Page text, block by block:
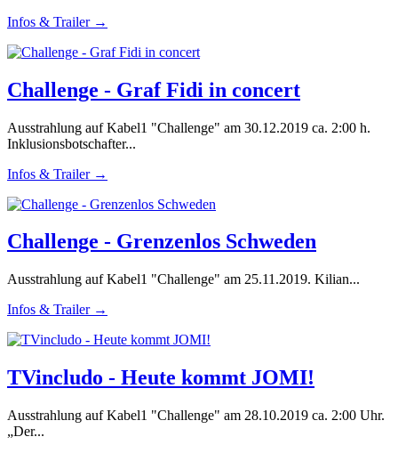
Infos & Trailer →
Challenge - Graf Fidi in concert
Ausstrahlung auf Kabel1 "Challenge" am 30.12.2019 ca. 2:00 h.
Inklusionsbotschafter...
Infos & Trailer →
Challenge - Grenzenlos Schweden
Ausstrahlung auf Kabel1 "Challenge" am 25.11.2019. Kilian...
Infos & Trailer →
TVincludo - Heute kommt JOMI!
Ausstrahlung auf Kabel1 "Challenge" am 28.10.2019 ca. 2:00 Uhr.
„Der...